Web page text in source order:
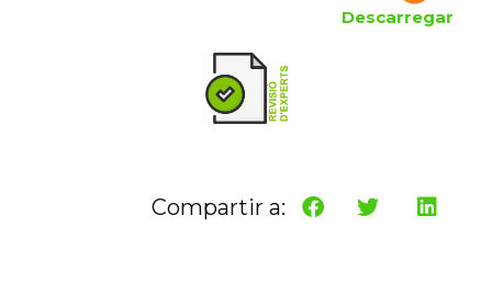
Descarregar
Compartir a: